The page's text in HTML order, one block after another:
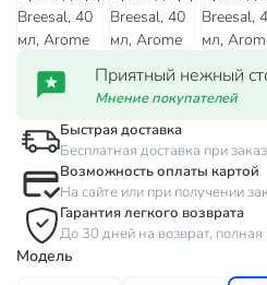
Приятный нежный
Мнение покупателей
Быстрая доставка
Бесплатная доставка при
Возможность оплаты картой
На сайте или при получении
Гарантия легкого возврата
До 30 дней на возврат, полная
Модель